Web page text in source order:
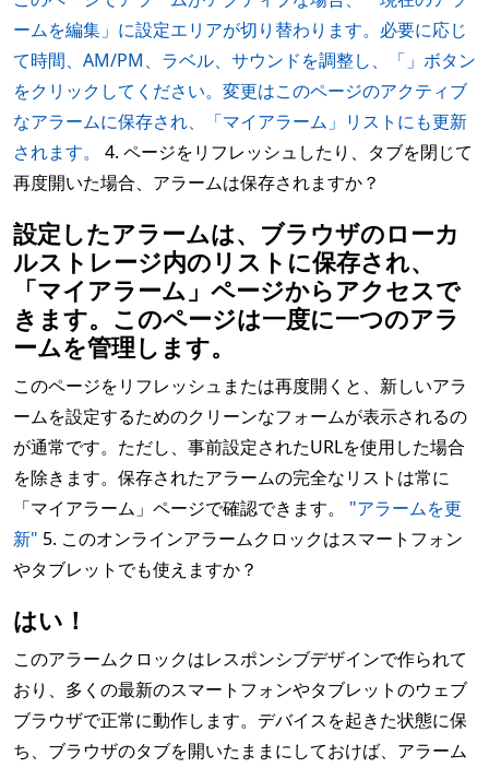
ームを編集」に設定エリアが切り替わります。必要に応じ
て時間、AM/PM、ラベル、サウンドを調整し、「」ボタン
をクリックしてください。変更はこのページのアクティブ
なアラームに保存され、「マイアラーム」リストにも更新
されます。
4. ページをリフレッシュしたり、タブを閉じて
再度開いた場合、アラームは保存されますか？
設定したアラームは、ブラウザのローカ
ルストレージ内のリストに保存され、
「マイアラーム」ページからアクセスで
きます。このページは一度に一つのアラ
ームを管理します。
このページをリフレッシュまたは再度開くと、新しいアラ
ームを設定するためのクリーンなフォームが表示されるの
が通常です。ただし、事前設定されたURLを使用した場合
を除きます。保存されたアラームの完全なリストは常に
「マイアラーム」ページで確認できます。 "アラームを更
新" 5. このオンラインアラームクロックはスマートフォン
やタブレットでも使えますか？
はい！
このアラームクロックはレスポンシブデザインで作られて
おり、多くの最新のスマートフォンやタブレットのウェブ
ブラウザで正常に動作します。デバイスを起きた状態に保
ち、ブラウザのタブを開いたままにしておけば、アラーム